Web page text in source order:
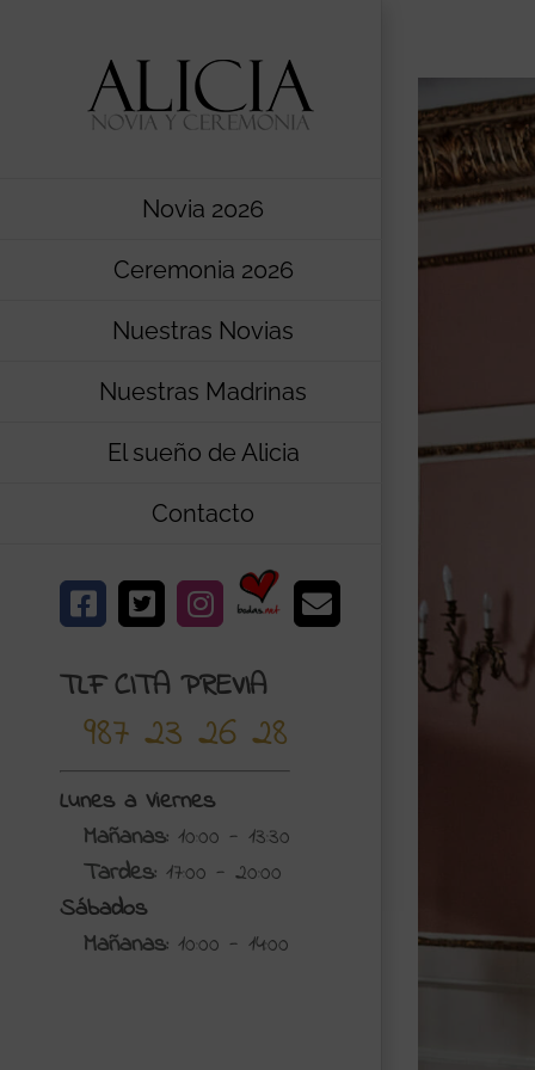
Novia 2026
Ceremonia 2026
Nuestras Novias
Nuestras Madrinas
El sueño de Alicia
Contacto
Facebook
X Instagram
Bodas.net
Correo
electrónico
TLF CITA PREVIA
987 23 26 28
Lunes a Viernes
Mañanas: 10:00 - 13:30
Tardes: 17:00 - 20:00
Sábados
Mañanas: 10:00 - 14:00